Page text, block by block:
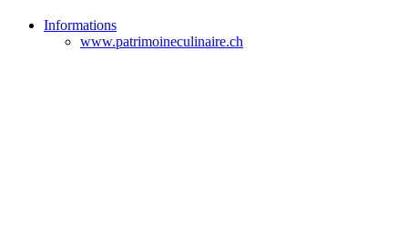
Informations
www.patrimoineculinaire.ch